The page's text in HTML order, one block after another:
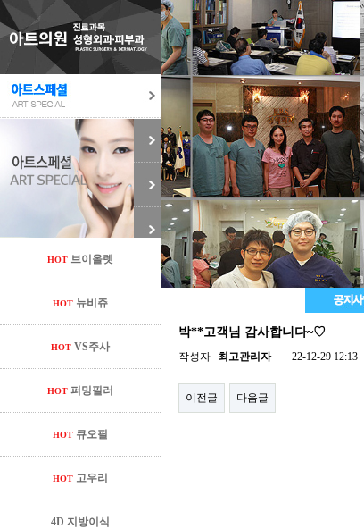
HOT 브이올렛
HOT 뉴비쥬
HOT VS주사
HOT 퍼밍필러
HOT 큐오필
HOT 고우리
4D 지방이식
박**고객님 감사합니다~♡
작성자 최고관리자 22-12-29 12:13
이전글 다음글